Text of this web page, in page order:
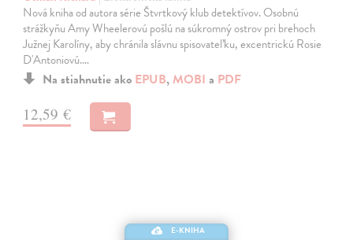
Nová kniha od autora série Štvrtkový klub detektívov. Osobnú
strážkyňu Amy Wheelerovú pošlú na súkromný ostrov pri brehoch
Južnej Karolíny, aby chránila slávnu spisovateľku, excentrickú Rosie
D'Antoniovú.…
Na stiahnutie ako EPUB, MOBI a PDF
12,59 €
E-KNIHA